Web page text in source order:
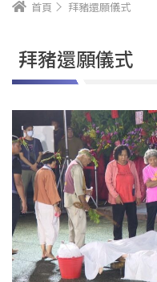
首頁 拜豬還願儀式
拜豬還願儀式